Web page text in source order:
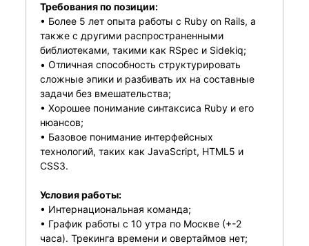
Требования по позиции:
• Более 5 лет опыта работы с Ruby on Rails, а
также с другими распространенными
библиотеками, такими как RSpec и Sidekiq;
• Отличная способность структурировать
сложные эпики и разбивать их на составные
задачи без вмешательства;
• Хорошее понимание синтаксиса Ruby и его
нюансов;
• Базовое понимание интерфейсных
технологий, таких как JavaScript, HTML5 и
CSS3.
Условия работы:
• Интернациональная команда;
• График работы с 10 утра по Москве (+-2
часа). Трекинга времени и овертаймов нет;